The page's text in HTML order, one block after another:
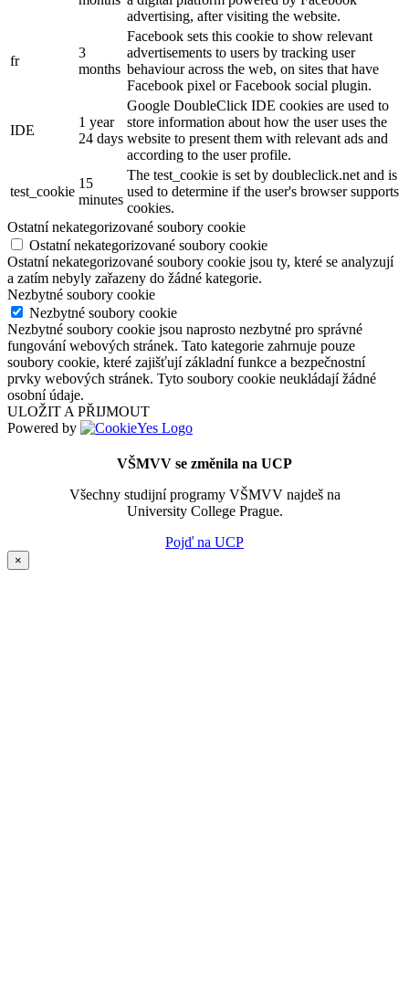
advertising, after visiting the website.
fr
3
months
Facebook sets this cookie to show relevant
advertisements to users by tracking user
behaviour across the web, on sites that have
Facebook pixel or Facebook social plugin.
IDE
1 year
24 days
Google DoubleClick IDE cookies are used to
store information about how the user uses the
website to present them with relevant ads and
according to the user profile.
test_cookie
15
minutes
The test_cookie is set by doubleclick.net and is
used to determine if the user's browser supports
cookies.
Ostatní nekategorizované soubory cookie
Ostatní nekategorizované soubory cookie
Ostatní nekategorizované soubory cookie jsou ty, které se analyzují
a zatím nebyly zařazeny do žádné kategorie.
Nezbytné soubory cookie
Nezbytné soubory cookie
Nezbytné soubory cookie jsou naprosto nezbytné pro správné
fungování webových stránek. Tato kategorie zahrnuje pouze
soubory cookie, které zajišťují základní funkce a bezpečnostní
prvky webových stránek. Tyto soubory cookie neukládají žádné
osobní údaje.
ULOŽIT A PŘIJMOUT
Powered by
VŠMVV se změnila na UCP
Všechny studijní programy VŠMVV najdeš na
University College Prague.
Pojď na UCP
×